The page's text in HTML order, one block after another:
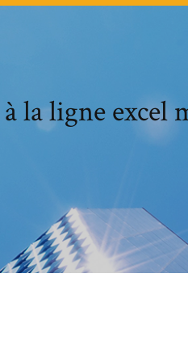
la ligne excel